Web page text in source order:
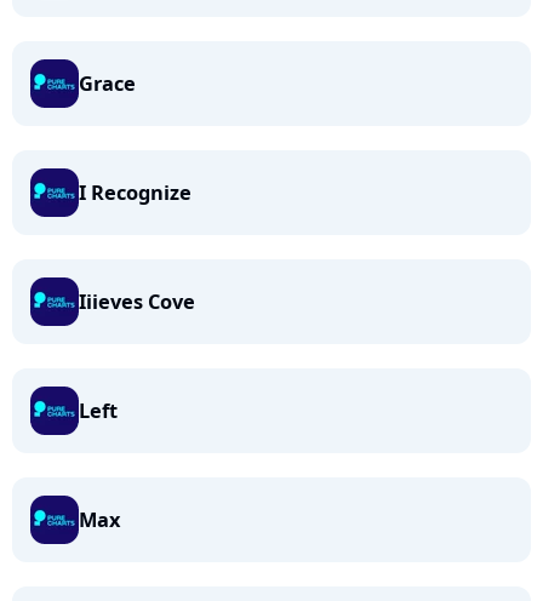
Grace
I Recognize
Iiieves Cove
Left
Max